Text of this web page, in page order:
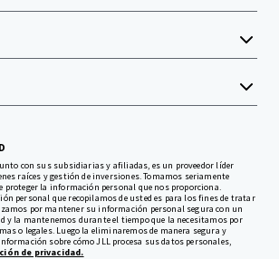
con sus subsidiarias y afiliadas, es un proveedor líder
raíces y gestión de inversiones. Tomamos seriamente
proteger la información personal que nos proporciona.
personal que recopilamos de usted es para los fines de tratar
por mantener su información personal segura con un
y la mantenemos durante el tiempo que la necesitamos por
o legales. Luego la eliminaremos de manera segura y
sobre cómo JLL procesa sus datos personales,
de privacidad.